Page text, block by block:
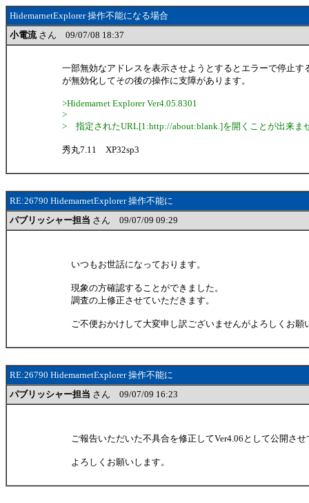
HidemarnetExplorer 操作不能になる場合
小電流さん 09/07/08 18:37
一部無効なアドレスを表示させようとするとエラーで停止す
が無効化してその後の操作に支障があります。
>Hidemarnet Explorer Ver4.05.8301
>
> 指定されたURL[1:http://about:blank.]を開くことが出来ま
秀丸7.11 XP32sp3
RE:26790 HidemarnetExplorer 操作不能に
パブリッシャー担当 さん 09/07/09 09:29
いつもお世話になっております。
現象の方確認することができました。
調査の上修正させていただきます。
ご不便おかけして大変申し訳ございませんがよろしくお願
RE:26790 HidemarnetExplorer 操作不能に
パブリッシャー担当 さん 09/07/09 16:23
ご報告いただいた不具合を修正してVer4.06として公開さ
よろしくお願いします。